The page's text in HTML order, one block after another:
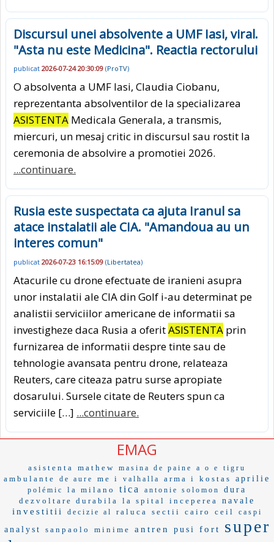
Discursul unei absolvente a UMF Iasi, viral.
"Asta nu este Medicina". Reactia rectorului
publicat 2026-07-24 20:30:09 (ProTV)
O absolventa a UMF Iasi, Claudia Ciobanu,
reprezentanta absolventilor de la specializarea
ASISTENTA Medicala Generala, a transmis,
miercuri, un mesaj critic in discursul sau rostit la
ceremonia de absolvire a promotiei 2026.
...continuare.
Rusia este suspectata ca ajuta Iranul sa
atace instalatii ale CIA. "Amandoua au un
interes comun"
publicat 2026-07-23 16:15:09 (Libertatea)
Atacurile cu drone efectuate de iranieni asupra
unor instalatii ale CIA din Golf i-au determinat pe
analistii serviciilor americane de informatii sa
investigheze daca Rusia a oferitASISTENTA prin
furnizarea de informatii despre tinte sau de
tehnologie avansata pentru drone, relateaza
Reuters, care citeaza patru surse apropiate
dosarului. Sursele citate de Reuters spun ca
serviciile […] ...continuare.
EMAG
asistenta mathew masina de paine a o e tigru
ambulante de aure me i valhalla arma i kostas aprilie
polémic la milano tica antonie solomon
dura
dezvoltare durabila
la spital inceperea navale
investitii decizie al raluca sectii cairo ceil caspi
analyst sanpaolo minime antren pusi fort
super